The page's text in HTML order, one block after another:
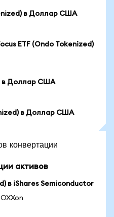
в Доллар США
ETF (Ondo Tokenized)
в Доллар США
в Доллар США
конвертации
активов
в iShares Semiconductor